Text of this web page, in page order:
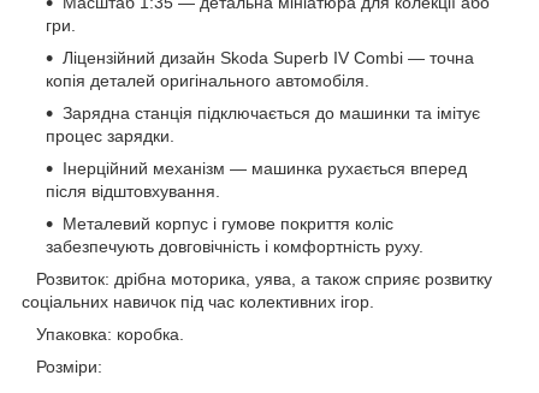
гри.
Ліцензійний дизайн Skoda Superb IV Combi — точна
копія деталей оригінального автомобіля.
Зарядна станція підключається до машинки та імітує
процес зарядки.
Інерційний механізм — машинка рухається вперед
після відштовхування.
Металевий корпус і гумове покриття коліс
забезпечують довговічність і комфортність руху.
Розвиток: дрібна моторика, уява, а також сприяє розвитку
соціальних навичок під час колективних ігор.
Упаковка: коробка.
Розміри: